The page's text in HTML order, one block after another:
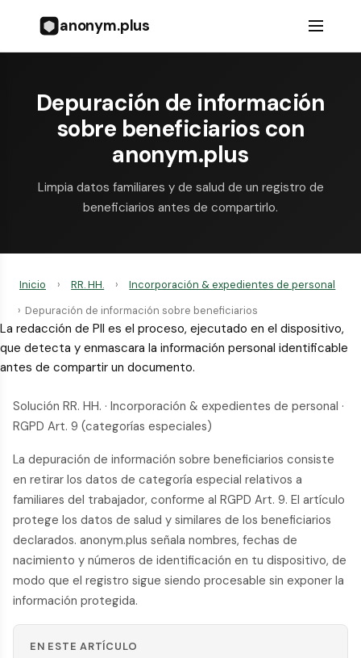
anonym.plus
Depuración de información
sobre beneficiarios con
anonym.plus
Limpia datos familiares y de salud de un registro de
beneficiarios antes de compartirlo.
Inicio › RR. HH. ›
Incorporación & expedientes de personal
› Depuración de información sobre beneficiarios
La redacción de PII es el proceso, ejecutado en el dispositivo,
que detecta y enmascara la información personal identificable
antes de compartir un documento.
Solución RR. HH. · Incorporación & expedientes de personal ·
RGPD Art. 9 (categorías especiales)
La depuración de información sobre beneficiarios consiste
en retirar los datos de categoría especial relativos a
familiares del trabajador, conforme al RGPD Art. 9. El artículo
protege los datos de salud y similares de los beneficiarios
declarados. anonym.plus señala nombres, fechas de
nacimiento y números de identificación en tu dispositivo, de
modo que el registro sigue siendo procesable sin exponer la
información protegida.
EN ESTE ARTÍCULO